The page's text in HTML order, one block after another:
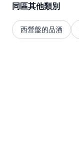
同區其他類別
西營盤的品酒